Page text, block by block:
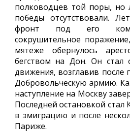
полководцев той поры, но
победы отсутствовали.
фронт под его
сокрушительное
мятеже обернулось
бегством на Дон. Он стал
движения, возглавив
Добровольческую армию.
наступление на Москву
Последней остановкой стал
в эмиграцию и после
Париже.